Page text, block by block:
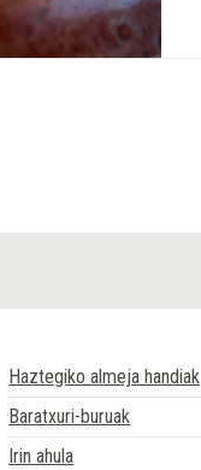
Haztegiko almeja handiak
Baratxuri-buruak
Irin ahula